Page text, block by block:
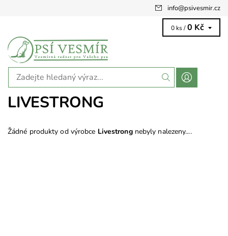
info@psivesmir.cz
0 ks / 0 Kč
LIVESTRONG
Žádné produkty od výrobce Livestrongnebyly nalezeny....